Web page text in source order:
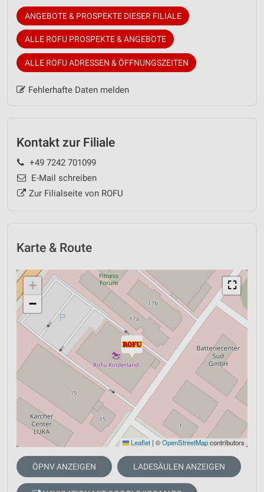
ANGEBOTE & PROSPEKTE DIESER FILIALE
ALLE ROFU PROSPEKTE & ANGEBOTE
ALLE ROFU ADRESSEN & ÖFFNUNGSZEITEN
Fehlerhafte Daten melden
Kontakt zur Filiale
+49 7242 701099
E-Mail schreiben
Zur Filialseite von ROFU
Karte & Route
⛶
+
−
Leaflet | ©OpenStreetMapcontributors
ÖPNV ANZEIGEN LADESÄULEN ANZEIGEN